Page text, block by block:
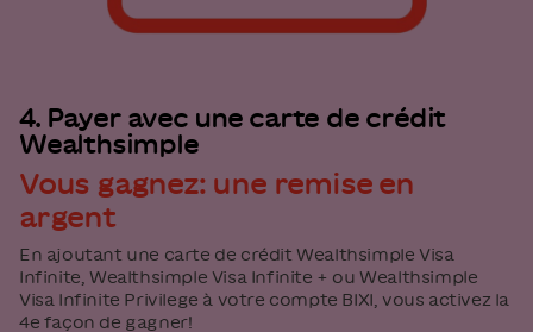
4. Payer avec une carte de crédit
Wealthsimple
Vous gagnez: une remise en
argent
En ajoutant une carte de crédit Wealthsimple Visa
Infinite, Wealthsimple Visa Infinite + ou Wealthsimple
Visa Infinite Privilege à votre compte BIXI, vous activez la
4e façon de gagner!